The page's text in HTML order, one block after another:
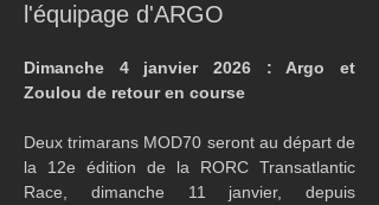
l'équipage d'ARGO
Dimanche 4 janvier 2026 : Argo et
Zoulou de retour en course
Deux trimarans MOD70 seront au départ de
la 12e édition de la RORC Transatlantic
Race, dimanche 11 janvier, depuis